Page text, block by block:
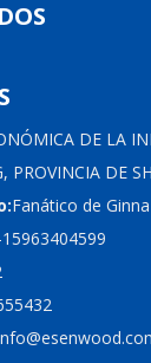
DE LA
PROVINCIA DE
Fanático de Ginna